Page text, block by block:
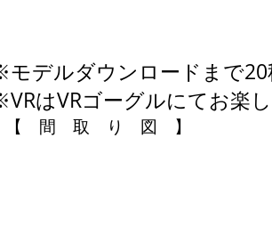
デルダウンロードまで20
はVRゴーグルにてお楽
【 間 取 り 図 】